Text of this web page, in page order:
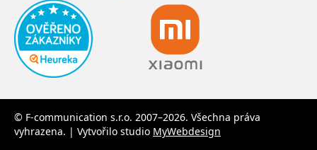
© F-communication s.r.o. 2007–2026. Všechna práva
vyhrazena. | Vytvořilo studio MyWebdesign